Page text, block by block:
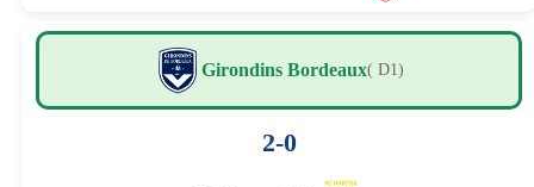
Girondins Bordeaux( D1)
2-0